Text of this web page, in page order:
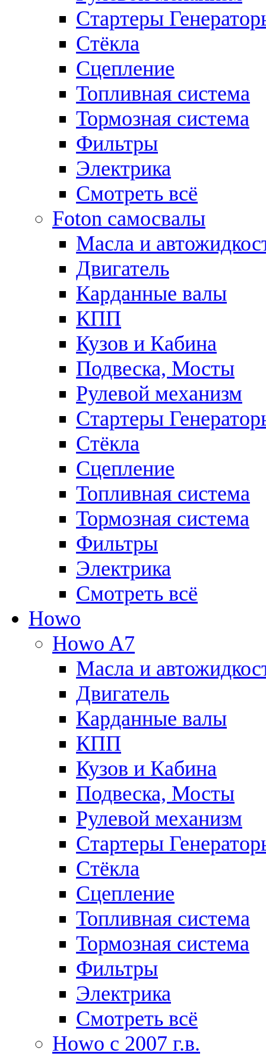
Стартеры
Стёкла
Сцепление
Топливная система
Тормозная система
Фильтры
Электрика
Смотреть всё
Foton самосвалы
Масла и
Двигатель
Карданные валы
КПП
Кузов и Кабина
Подвеска, Мосты
Рулевой механизм
Стартеры
Стёкла
Сцепление
Топливная система
Тормозная система
Фильтры
Электрика
Смотреть всё
Howo
Howo A7
Масла и
Двигатель
Карданные валы
КПП
Кузов и Кабина
Подвеска, Мосты
Рулевой механизм
Стартеры
Стёкла
Сцепление
Топливная система
Тормозная система
Фильтры
Электрика
Смотреть всё
Howo c 2007 г.в.